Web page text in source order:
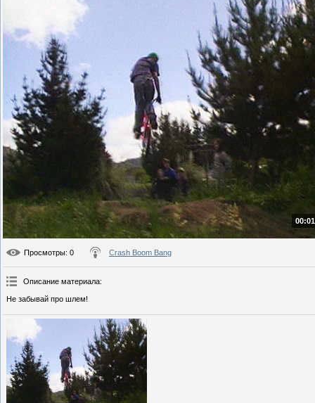
Просмотры: 0 Crash Boom Bang
Описание материала:
Не забывай про шлем!